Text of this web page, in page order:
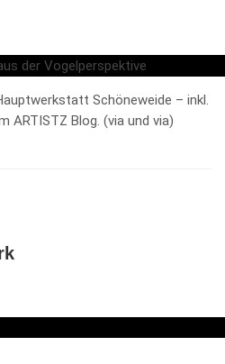
Schöneweide – inkl.
ARTISTZ Blog. (via und via)